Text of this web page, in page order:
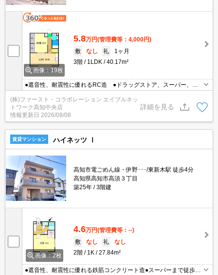
画像：19枚
5.8万円(管理費等：4,000円)
敷
なし 礼
1ヶ月
3階
1LDK 40.17m²
●遮音性、耐震性に優れるRC造 ●ドラッグストア、スーパー、コ
ンビニまで徒歩圏内 ●ネット無料
(株)ファースト・コラボレーション エイブルネッ
トワーク高知中央店
情報更新日 2026/08/08
詳細を見る
賃貸マンション ハイネッツ Ⅰ
高知市電ごめん線・伊野･･･/東新木駅 徒歩4分
高知県高知市高須３丁目
築25年
3階建
画像：2枚
4.6万円(管理費等：--)
敷
なし 礼
なし
2階
1K 27.84m²
●遮音性、耐震性に優れる鉄筋コンクリート造●スーパーまで徒歩圏